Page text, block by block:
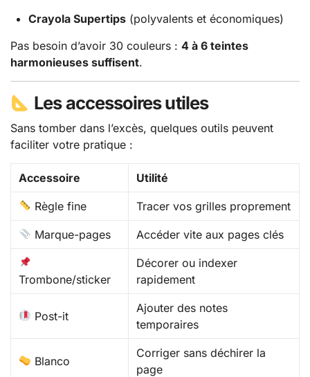
Crayola Supertips(polyvalents et économiques)
Pas besoin d’avoir 30 couleurs : 4 à 6 teintes
harmonieuses suffisent.
Les accessoires utiles
Sans tomber dans l’excès, quelques outils peuvent
faciliter votre pratique :
Accessoire Utilité
Règle fine Tracer vos grilles proprement
Marque-pages Accéder vite aux pages clés
Trombone/sticker
Décorer ou indexer
rapidement
Post-it
Ajouter des notes
temporaires
Blanco
Corriger sans déchirer la
page